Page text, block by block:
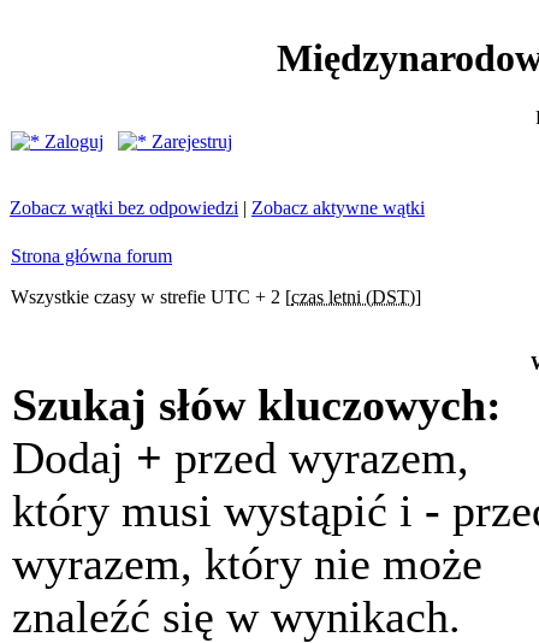
Zaloguj
Zarejestruj
Zobacz wątki bez odpowiedzi | Zobacz aktywne wątki
Strona główna forum
Wszystkie czasy w strefie UTC + 2 [czas letni (DST)]
Szukaj słów kluczowych:
Dodaj + przed wyrazem,
który musi wystąpić i -
wyrazem, który nie może
znaleźć się w wynikach.